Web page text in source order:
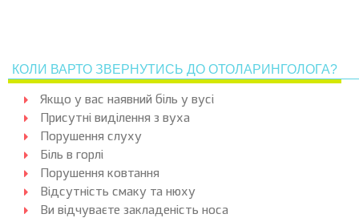
КОЛИ ВАРТО ЗВЕРНУТИСЬ ДО ОТОЛАРИНГОЛОГА?
Якщо у вас наявний біль у вусі
Присутні виділення з вуха
Порушення слуху
Біль в горлі
Порушення ковтання
Відсутність смаку та нюху
Ви відчуваєте закладеність носа